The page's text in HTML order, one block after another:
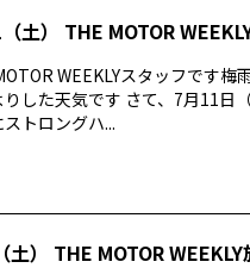
土） THE MOTOR
WEEKLYスタッフです
した天気です さて、7月11日
トロングハ...
土） THE MOTOR WEEKLY